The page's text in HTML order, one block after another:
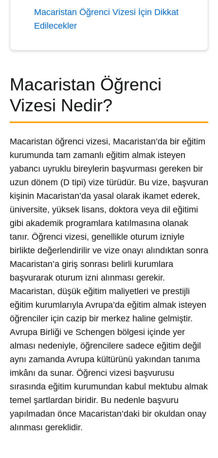
Macaristan Öğrenci Vizesi İçin Dikkat
Edilecekler
Macaristan Öğrenci
Vizesi Nedir?
Macaristan öğrenci vizesi, Macaristan’da bir eğitim
kurumunda tam zamanlı eğitim almak isteyen
yabancı uyruklu bireylerin başvurması gereken bir
uzun dönem (D tipi) vize türüdür. Bu vize, başvuran
kişinin Macaristan’da yasal olarak ikamet ederek,
üniversite, yüksek lisans, doktora veya dil eğitimi
gibi akademik programlara katılmasına olanak
tanır. Öğrenci vizesi, genellikle oturum izniyle
birlikte değerlendirilir ve vize onayı alındıktan sonra
Macaristan’a giriş sonrası belirli kurumlara
başvurarak oturum izni alınması gerekir.
Macaristan, düşük eğitim maliyetleri ve prestijli
eğitim kurumlarıyla Avrupa’da eğitim almak isteyen
öğrenciler için cazip bir merkez haline gelmiştir.
Avrupa Birliği ve Schengen bölgesi içinde yer
alması nedeniyle, öğrencilere sadece eğitim değil
aynı zamanda Avrupa kültürünü yakından tanıma
imkânı da sunar. Öğrenci vizesi başvurusu
sırasında eğitim kurumundan kabul mektubu almak
temel şartlardan biridir. Bu nedenle başvuru
yapılmadan önce Macaristan’daki bir okuldan onay
alınması gereklidir.